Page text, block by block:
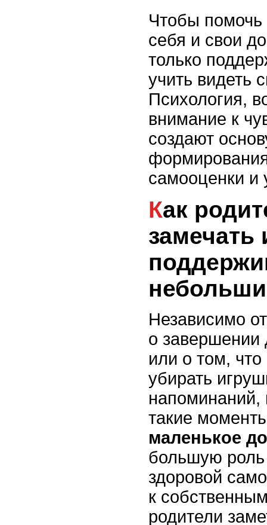
Чтобы помочь
себя и свои
только
учить видеть
Психология,
внимание к
создают
самооценки и
Как родителям
замечать
Независимо
о завершении
или о том,
убирать
напоминаний,
такие
маленькое
большую
здоровой
к
родители